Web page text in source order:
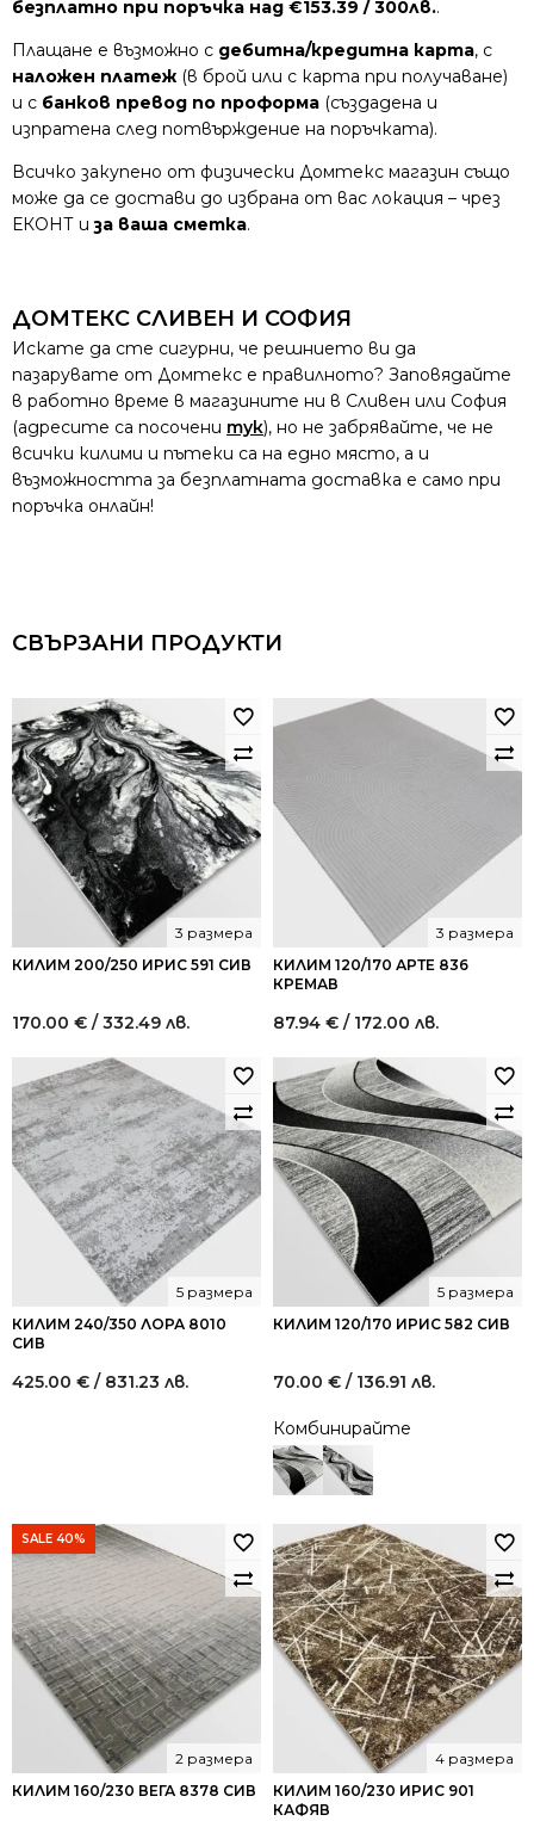
безплатно при поръчка над €153.39 / 300лв..
Плащане е възможно с дебитна/кредитна карта, с
наложен платеж (в брой или с карта при получаване)
и с банков превод по проформа (създадена и
изпратена след потвърждение на поръчката).
Всичко закупено от физически Домтекс магазин също
може да се достави до избрана от вас локация – чрез
ЕКОНТ иза ваша сметка.
ДОМТЕКС СЛИВЕН И СОФИЯ
Искате да сте сигурни, че решнието ви да
пазарувате от Домтекс е правилното? Заповядайте
в работно време в магазините ни в Сливен или София
(адресите са посочени тук), но не забрявайте, че не
всички килими и пътеки са на едно място, а и
възможността за безплатната доставка е само при
поръчка онлайн!
СВЪРЗАНИ ПРОДУКТИ
КИЛИМ 200/250 ИРИС 591 СИВ
3 размера
170.00 € / 332.49 лв.
КИЛИМ 120/170 АРТЕ 836
КРЕМАВ
3 размера
87.94 € / 172.00 лв.
КИЛИМ 240/350 ЛОРА 8010
СИВ
5 размера
425.00 € / 831.23 лв.
КИЛИМ 120/170 ИРИС 582 СИВ
5 размера
70.00 € / 136.91 лв.
Комбинирайте
SALE 40%
КИЛИМ 160/230 ВЕГА 8378 СИВ
2 размера
КИЛИМ 160/230 ИРИС 901
КАФЯВ
4 размера